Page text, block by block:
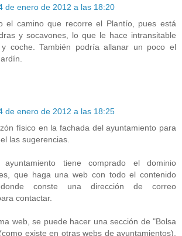
de enero de 2012 a las 18:20
el camino que recorre el Plantío, pues está
y socavones, lo que le hace intransitable
coche. También podría allanar un poco el
de enero de 2012 a las 18:25
físico en la fachada del ayuntamiento para
las sugerencias.
tiene comprado el dominio
que haga una web con todo el contenido
donde conste una dirección de correo
contactar.
web, se puede hacer una sección de "Bolsa
existe en otras webs de ayuntamientos),